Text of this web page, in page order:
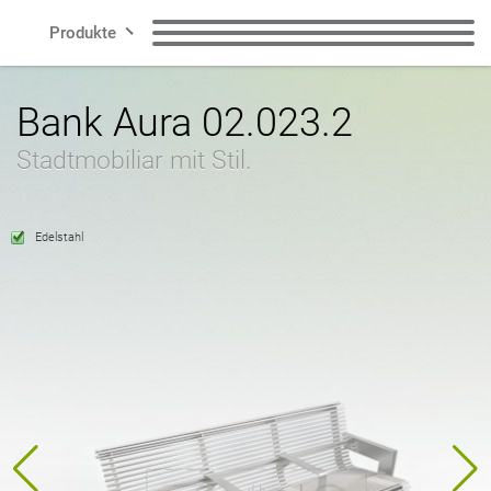
Produkte
Ascher
Smart City
Kontakt
Englisch
Bank Aura 02.023.2
Stadtmobiliar mit Stil.
Edelstahl